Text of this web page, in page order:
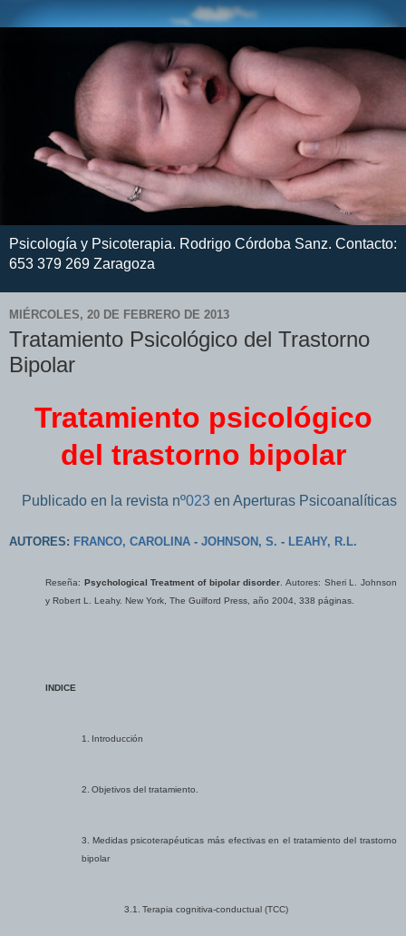
Psicología y Psicoterapia. Rodrigo Córdoba Sanz. Contacto:
653 379 269 Zaragoza
MIÉRCOLES, 20 DE FEBRERO DE 2013
Tratamiento Psicológico del Trastorno
Bipolar
Tratamiento psicológico
del trastorno bipolar
Publicado en la revista nº023 en Aperturas Psicoanalíticas
AUTORES: FRANCO, CAROLINA - JOHNSON, S. - LEAHY, R.L.
Reseña: Psychological Treatment of bipolar disorder . Autores: Sheri L. Johnson
y Robert L. Leahy. New York, The Guilford Press, año 2004, 338 páginas.
INDICE
1. Introducción
2. Objetivos del tratamiento.
3.
Medidas psicoterapéuticas más efectivas en el tratamiento del trastorno
bipolar
3.1. Terapia cognitiva-conductual (TCC)